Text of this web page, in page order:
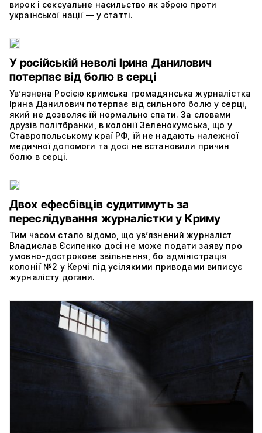
вирок і сексуальне насильство як зброю проти
української нації — у статті.
У російській неволі Ірина Данилович
потерпає від болю в серці
Ув’язнена Росією кримська громадянська журналістка
Ірина Данилович потерпає від сильного болю у серці,
який не дозволяє їй нормально спати. За словами
друзів політбранки, в колонії Зеленокумська, що у
Ставропольському краї РФ, їй не надають належної
медичної допомоги та досі не встановили причин
болю в серці.
Двох ефесбівців судитимуть за
переслідування журналістки у Криму
Тим часом стало відомо, що ув’язнений журналіст
Владислав Єсипенко досі не може подати заяву про
умовно-дострокове звільнення, бо адміністрація
колонії №2 у Керчі під усілякими приводами виписує
журналісту догани.